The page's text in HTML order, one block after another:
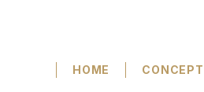
HOME CONCEPT